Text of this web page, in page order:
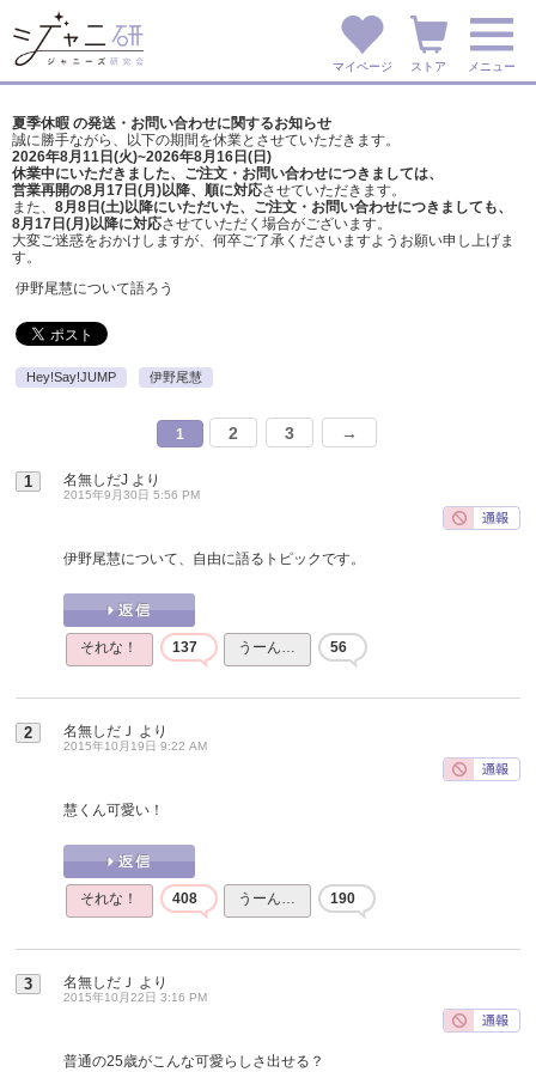
マイページ ストア メニュー
夏季休暇 の発送・お問い合わせに関するお知らせ
誠に勝手ながら、以下の期間を休業とさせていただきます。
2026年8月11日(火)~2026年8月16日(日)
休業中にいただきました、ご注文・お問い合わせにつきましては、
営業再開の8月17日(月)以降、順に対応させていただきます。
また、 8月8日(土)以降にいただいた、ご注文・ お問い合わせにつきましても、
8月17日(月)以降に対応させていただく場合がございます。
大変ご迷惑をおかけしますが、 何卒ご了承くださいますようお願い申し上げま
す。
伊野尾慧について語ろう
Hey!Say!JUMP 伊野尾慧
1 2 3 →
1 名無しだJ より
2015年9月30日 5:56 PM
伊野尾慧について、自由に語るトピックです。
それな！ 137 うーん… 56
2 名無しだＪ より
2015年10月19日 9:22 AM
慧くん可愛い！
それな！ 408 うーん… 190
3 名無しだＪ より
2015年10月22日 3:16 PM
普通の25歳がこんな可愛らしさ出せる？